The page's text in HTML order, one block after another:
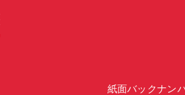
紙面バックナン